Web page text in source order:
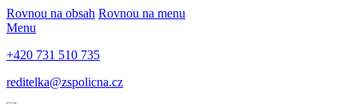
Rovnou na obsah Rovnou na menu
Menu
+420 731 510 735
reditelka@zspolicna.cz